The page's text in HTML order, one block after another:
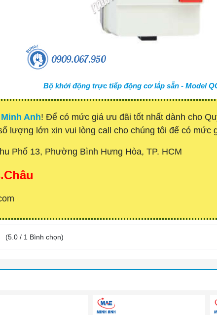
Bộ khởi động trực tiếp động cơ lắp sẵn - Model
Anh! Để có mức giá ưu đãi tốt nhất dành cho
lượng lớn xin vui lòng call cho chúng tôi để có mức
Phố 13, Phường Bình Hưng Hòa, TP. HCM
(5.0 / 1 Bình chọn)